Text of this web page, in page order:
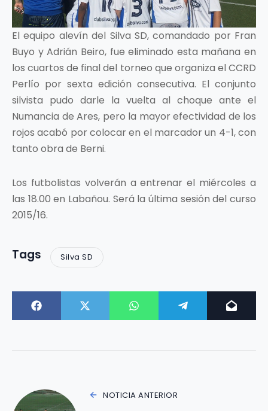
El equipo alevín del Silva SD, comandado por Fran
Buyo y Adrián Beiro, fue eliminado esta mañana en
los cuartos de final del torneo que organiza el CCRD
Perlío por sexta edición consecutiva. El conjunto
silvista pudo darle la vuelta al choque ante el
Numancia de Ares, pero la mayor efectividad de los
rojos acabó por colocar en el marcador un 4-1, con
tanto obra de Berni.
Los futbolistas volverán a entrenar el miércoles a
las 18.00 en Labañou. Será la última sesión del curso
2015/16.
Tags Silva SD
NOTICIA ANTERIOR